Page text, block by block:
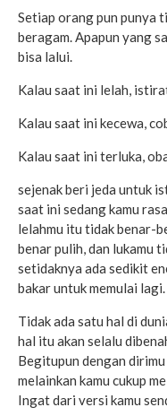
Setiap orang pun punya
beragam. Apapun yang
bisa lalui.
Kalau saat ini lelah,
Kalau saat ini kecewa,
Kalau saat ini terluka,
sejenak beri jeda untuk
saat ini sedang kamu
lelahmu itu tidak benar-
benar pulih, dan lukamu
setidaknya ada sedikit
bakar untuk memulai lagi.
Tidak ada satu hal di
hal itu akan selalu
Begitupun dengan
melainkan kamu cukup
Ingat dari versi kamu